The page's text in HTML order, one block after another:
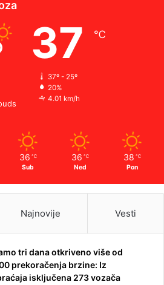
37 ℃
37º - 25º
20%
4.01 km/h
36 ℃
Sub
36 ℃
Ned
38 ℃
Pon
Najnovije Vesti
tri dana otkriveno više od
prekoračenja brzine: Iz
isključena 273 vozača